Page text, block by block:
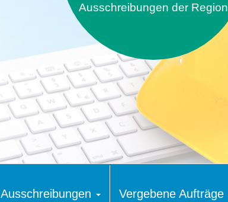
Ausschreibungen der Region
Ausschreibungen Vergebene Aufträge